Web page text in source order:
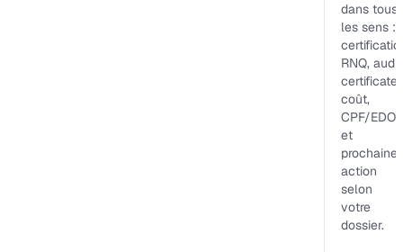
dans tous
les sens :
RNQ, audit,
coût,
CPF/EDOF
et
prochaine
action
selon
votre
dossier.